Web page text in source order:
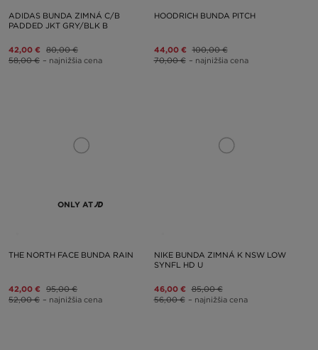
ADIDAS BUNDA ZIMNÁ C/B
PADDED JKT GRY/BLK B
42,00 € 80,00 €
58,00 € – najnižšia cena
HOODRICH BUNDA PITCH
44,00 € 100,00 €
70,00 € – najnižšia cena
ONLY AT
THE NORTH FACE BUNDA RAIN
42,00 € 95,00 €
52,00 € – najnižšia cena
NIKE BUNDA ZIMNÁ K NSW LOW
SYNFL HD U
46,00 € 85,00 €
56,00 € – najnižšia cena